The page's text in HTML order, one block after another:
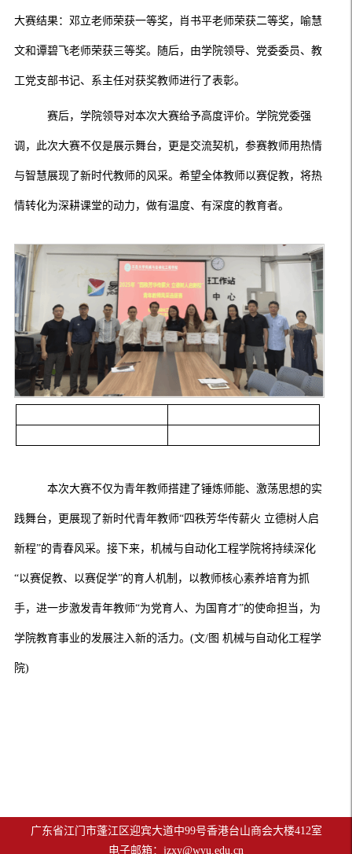
大赛结果：邓立老师荣获一等奖，肖书平老师荣获二等奖，喻慧
文和谭碧飞老师荣获三等奖。随后，由学院领导、党委委员、教
工党支部书记、系主任对获奖教师进行了表彰。
赛后，学院领导对本次大赛给予高度评价。学院党委强
调，此次大赛不仅是展示舞台，更是交流契机，参赛教师用热情
与智慧展现了新时代教师的风采。希望全体教师以赛促教，将热
情转化为深耕课堂的动力，做有温度、有深度的教育者。
本次大赛不仅为青年教师搭建了锤炼师能、激荡思想的实
践舞台，更展现了新时代青年教师“四秩芳华传薪火 立德树人启
新程”的青春风采。接下来，机械与自动化工程学院将持续深化
“以赛促教、以赛促学”的育人机制，以教师核心素养培育为抓
手，进一步激发青年教师“为党育人、为国育才”的使命担当，为
学院教育事业的发展注入新的活力。 (文/图 机械与自动化工程学
院)
广东省江门市蓬江区迎宾大道中99号香港台山商会大楼412室
电子邮箱： jzxy@wyu.edu.cn